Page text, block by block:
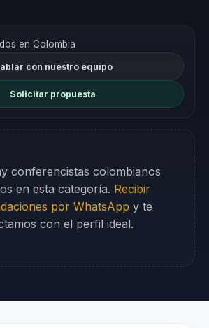
en Colombia
con nuestro equipo
Solicitar propuesta
conferencistas colombianos
en esta categoría. Recibir
por WhatsApp y te
con el perfil ideal.